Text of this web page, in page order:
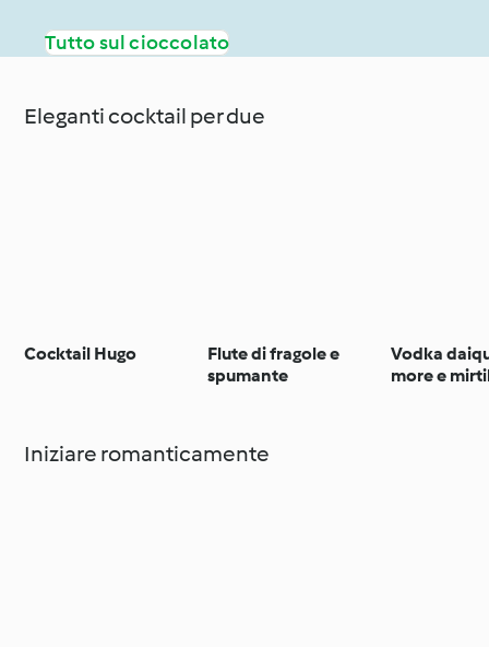
Tutto sul cioccolato
Eleganti cocktail per due
Cocktail Hugo
Flute di fragole e
spumante
Vodka
more e
Iniziare romanticamente